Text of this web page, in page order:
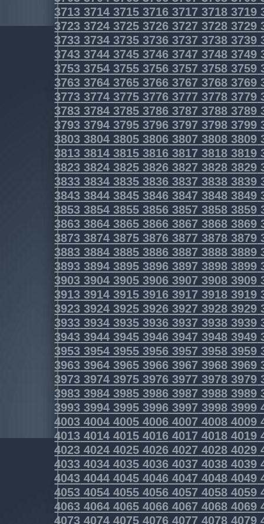
3713 3714 3715 3716 3717 3718 3719
3723 3724 3725 3726 3727 3728 3729
3733 3734 3735 3736 3737 3738 3739
3743 3744 3745 3746 3747 3748 3749
3753 3754 3755 3756 3757 3758 3759
3763 3764 3765 3766 3767 3768 3769
3773 3774 3775 3776 3777 3778 3779
3783 3784 3785 3786 3787 3788 3789
3793 3794 3795 3796 3797 3798 3799
3803 3804 3805 3806 3807 3808 3809
3813 3814 3815 3816 3817 3818 3819
3823 3824 3825 3826 3827 3828 3829
3833 3834 3835 3836 3837 3838 3839
3843 3844 3845 3846 3847 3848 3849
3853 3854 3855 3856 3857 3858 3859
3863 3864 3865 3866 3867 3868 3869
3873 3874 3875 3876 3877 3878 3879
3883 3884 3885 3886 3887 3888 3889
3893 3894 3895 3896 3897 3898 3899
3903 3904 3905 3906 3907 3908 3909
3913 3914 3915 3916 3917 3918 3919
3923 3924 3925 3926 3927 3928 3929
3933 3934 3935 3936 3937 3938 3939
3943 3944 3945 3946 3947 3948 3949
3953 3954 3955 3956 3957 3958 3959
3963 3964 3965 3966 3967 3968 3969
3973 3974 3975 3976 3977 3978 3979
3983 3984 3985 3986 3987 3988 3989
3993 3994 3995 3996 3997 3998 3999
4003 4004 4005 4006 4007 4008 4009
4013 4014 4015 4016 4017 4018 4019
4023 4024 4025 4026 4027 4028 4029
4033 4034 4035 4036 4037 4038 4039
4043 4044 4045 4046 4047 4048 4049
4053 4054 4055 4056 4057 4058 4059
4063 4064 4065 4066 4067 4068 4069
4073 4074 4075 4076 4077 4078 4079